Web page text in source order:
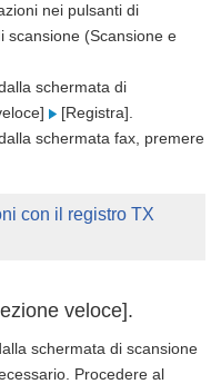
nei pulsanti di
scansione (Scansione e
schermata di
[Registra].
schermata fax, premere
con il registro TX
veloce].
schermata di scansione
Procedere al